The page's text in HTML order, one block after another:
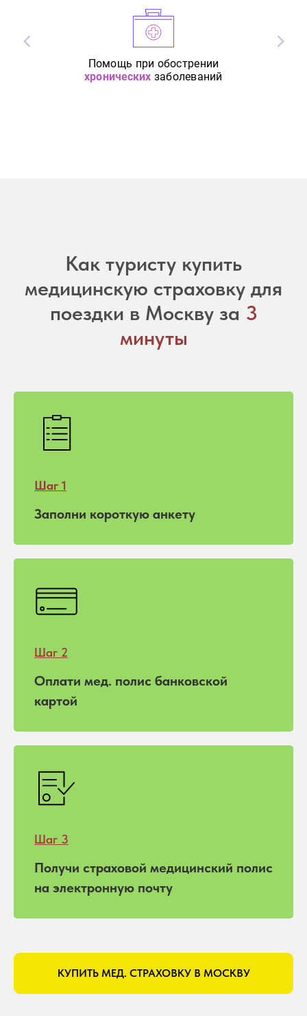
Как туристу купить
медицинскую страховку для
поездки в Москву за 3
минуты
Шаг 1
Заполни короткую анкету
Шаг 2
Оплати мед. полис банковской
картой
Шаг 3
Получи страховой медицинский полис
на электронную почту
КУПИТЬ МЕД. СТРАХОВКУ В МОСКВУ